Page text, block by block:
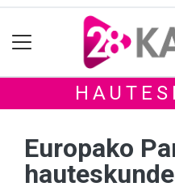
Europako